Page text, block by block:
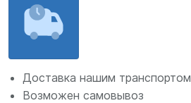
Доставка нашим транспортом
Возможен самовывоз